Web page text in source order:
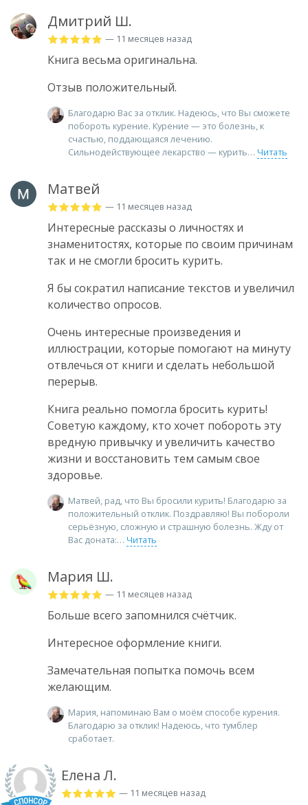
Дмитрий Ш.
— 11 месяцев назад
Книга весьма оригинальна.
Отзыв положительный.
Благодарю Вас за отклик. Надеюсь, что Вы сможете
побороть курение. Курение — это болезнь, к
счастью, поддающаяся лечению.
Сильнодействующее лекарство — курить
Читать
Матвей
— 11 месяцев назад
Интересные рассказы о личностях и
знаменитостях, которые по своим причинам
так и не смогли бросить курить.
Я бы сократил написание текстов и увеличил
количество опросов.
Очень интересные произведения и
иллюстрации, которые помогают на минуту
отвлечься от книги и сделать небольшой
перерыв.
Книга реально помогла бросить курить!
Советую каждому, кто хочет побороть эту
вредную привычку и увеличить качество
жизни и восстановить тем самым свое
здоровье.
Матвей, рад, что Вы бросили курить! Благодарю за
положительный отклик. Поздравляю! Вы побороли
серьёзную, сложную и страшную болезнь. Жду от
Вас доната:
Читать
Мария Ш.
— 11 месяцев назад
Больше всего запомнился счётчик.
Интересное оформление книги.
Замечательная попытка помочь всем
желающим.
Мария, напоминаю Вам о моём способе курения.
Благодарю за отклик! Надеюсь, что тумблер
сработает.
Елена Л.
— 11 месяцев назад